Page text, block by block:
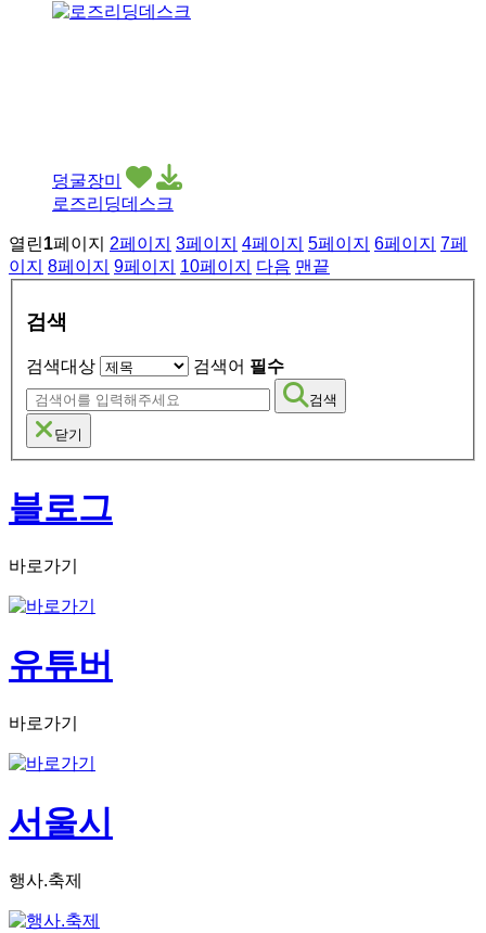
덩굴장미
로즈리딩데스크
열린1페이지 2페이지 3페이지 4페이지 5페이지 6페이지 7페
이지 8페이지 9페이지 10페이지 다음 맨끝
검색
검색대상 검색어 필수
검색
닫기
블로그
바로가기
유튜버
바로가기
서울시
행사.축제